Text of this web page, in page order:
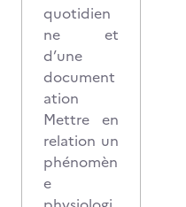
quotidien
ne et
d’une
document
ation
Mettre en
relation un
phénomèn
e